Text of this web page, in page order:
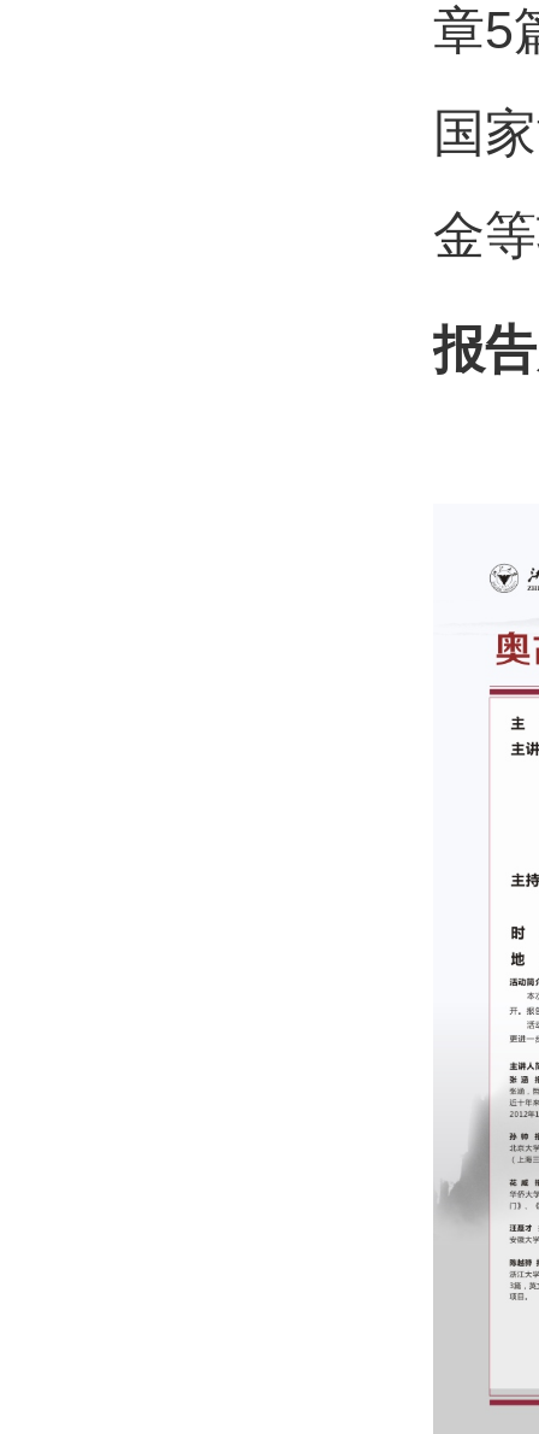
章5
国
金
报